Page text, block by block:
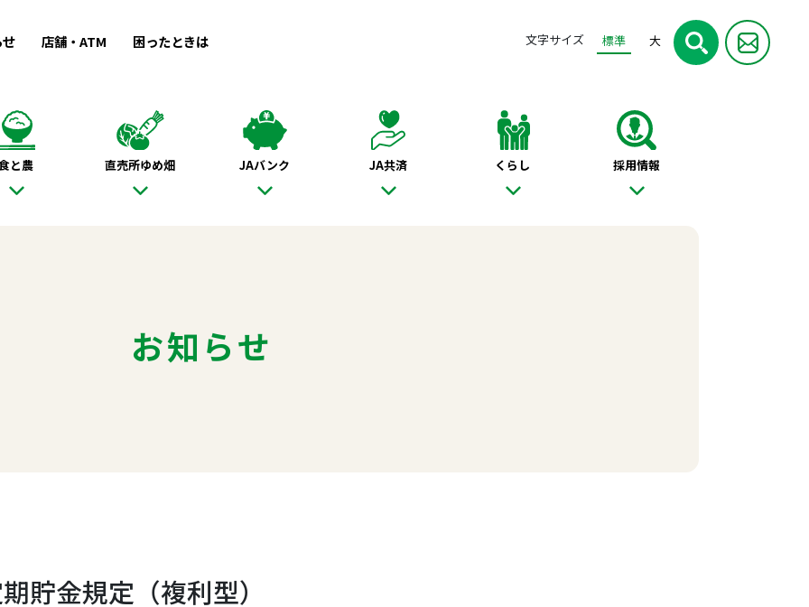
店舗・ATM 困ったときは
と農 直売所ゆめ畑 JAバンク JA共済 くらし 採用情報
文字サイズ 標準 大
お知らせ
貯金規定（複利型）